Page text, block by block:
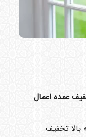
عمده اعمال
بالای ۱۰ عدد به بالا تخفیف